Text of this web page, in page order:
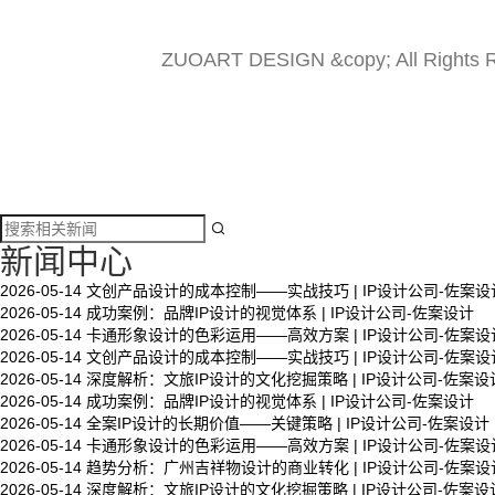
ZUOART DESIGN &copy; All Rights

新闻中心
2026-05-14 文创产品设计的成本控制——实战技巧 | IP设计公司-佐案设
2026-05-14 成功案例：品牌IP设计的视觉体系 | IP设计公司-佐案设计
2026-05-14 卡通形象设计的色彩运用——高效方案 | IP设计公司-佐案设
2026-05-14 文创产品设计的成本控制——实战技巧 | IP设计公司-佐案设
2026-05-14 深度解析：文旅IP设计的文化挖掘策略 | IP设计公司-佐案设
2026-05-14 成功案例：品牌IP设计的视觉体系 | IP设计公司-佐案设计
2026-05-14 全案IP设计的长期价值——关键策略 | IP设计公司-佐案设计
2026-05-14 卡通形象设计的色彩运用——高效方案 | IP设计公司-佐案设
2026-05-14 趋势分析：广州吉祥物设计的商业转化 | IP设计公司-佐案设
2026-05-14 深度解析：文旅IP设计的文化挖掘策略 | IP设计公司-佐案设
文创产品设计的成本控制——实战技巧 | IP设计公
司-佐案设计
系统化的方法论是文创产品设计成功的基……